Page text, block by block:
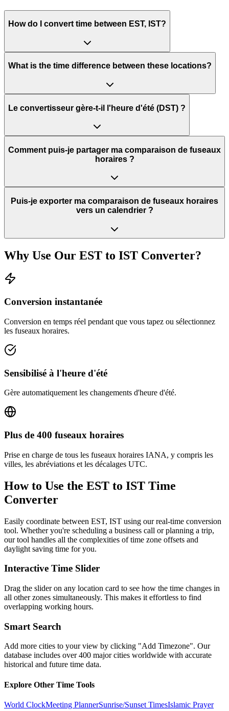
How do I convert time between EST, IST?
What is the time difference between these locations?
Le convertisseur gère-t-il l'heure d'été (DST) ?
Comment puis-je partager ma comparaison de fuseaux
horaires ?
Puis-je exporter ma comparaison de fuseaux horaires
vers un calendrier ?
Why Use Our EST to IST Converter?
Conversion instantanée
Conversion en temps réel pendant que vous tapez ou sélectionnez
les fuseaux horaires.
Sensibilisé à l'heure d'été
Gère automatiquement les changements d'heure d'été.
Plus de 400 fuseaux horaires
Prise en charge de tous les fuseaux horaires IANA, y compris les
villes, les abréviations et les décalages UTC.
How to Use the EST to IST Time
Converter
Easily coordinate between EST, IST using our real-time conversion
tool. Whether you're scheduling a business call or planning a trip,
our tool handles all the complexities of time zone offsets and
daylight saving time for you.
Interactive Time Slider
Drag the slider on any location card to see how the time changes in
all other zones simultaneously. This makes it effortless to find
overlapping working hours.
Smart Search
Add more cities to your view by clicking "Add Timezone". Our
database includes over 400 major cities worldwide with accurate
historical and future time data.
Explore Other Time Tools
World ClockMeeting PlannerSunrise/Sunset TimesIslamic Prayer